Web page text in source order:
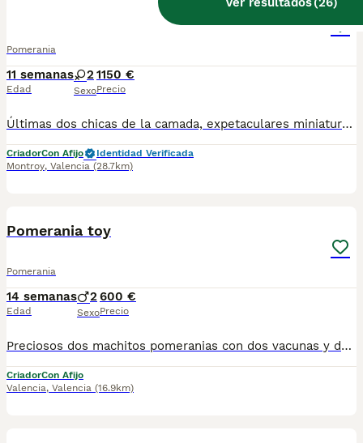
Pomerania
11 semanas
Edad
2
Sexo
1150 €
Precio
Últimas dos chicas de la camada, expetaculares miniaturas . Esas perritas vienen de padres mini . Son una verdadera hermosura. Si no te lo crees ven a verlas en personas y verás su verdadero mini tamaño !
CriadorCon Afijo
Identidad Verificada
Montroy, Valencia (28.7km)
Pomerania toy
Pomerania
14 semanas
Edad
2
Sexo
600 €
Precio
Preciosos dos machitos pomeranias con dos vacunas y desparasitaciones correspondientes a su edad muy cariñosas y juguetones listos para entregar criados en ambiente familiar
CriadorCon Afijo
Valencia, Valencia (16.9km)